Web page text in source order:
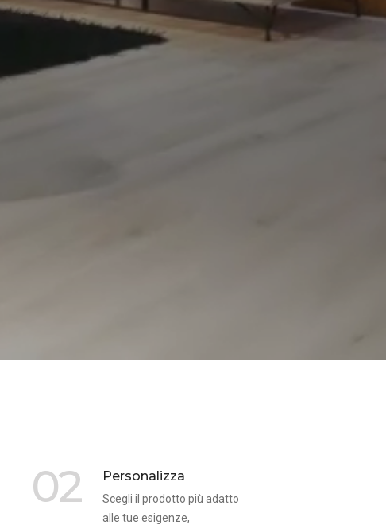
02 Personalizza
Scegli il prodotto più adatto
alle tue esigenze,